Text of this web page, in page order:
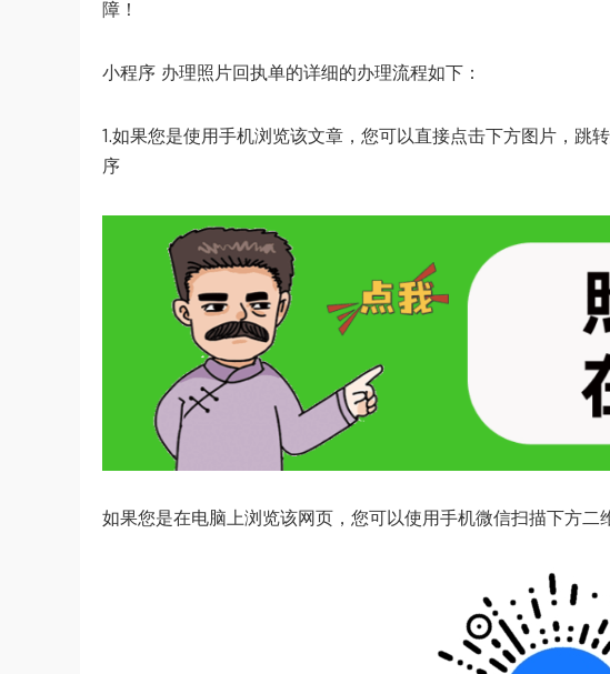
障！
小程序 办理照片回执单的详细的办理流程如下：
1.如果您是使用手机浏览该文章，您可以直接点击下方图片，跳
序
如果您是在电脑上浏览该网页，您可以使用手机微信扫描下方二